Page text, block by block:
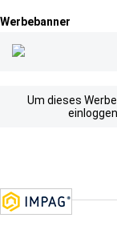
Werbebanner
Um dieses